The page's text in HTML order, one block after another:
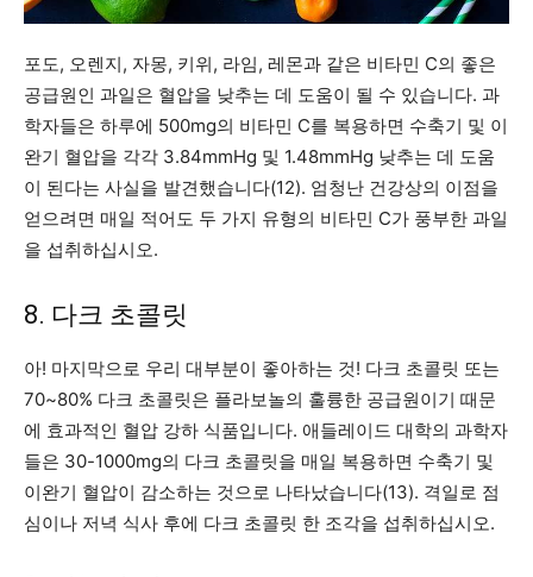
포도, 오렌지, 자몽, 키위, 라임, 레몬과 같은 비타민 C의 좋은
공급원인 과일은 혈압을 낮추는 데 도움이 될 수 있습니다. 과
학자들은 하루에 500mg의 비타민 C를 복용하면 수축기 및 이
완기 혈압을 각각 3.84mmHg 및 1.48mmHg 낮추는 데 도움
이 된다는 사실을 발견했습니다(12). 엄청난 건강상의 이점을
얻으려면 매일 적어도 두 가지 유형의 비타민 C가 풍부한 과일
을 섭취하십시오.
8. 다크 초콜릿
아! 마지막으로 우리 대부분이 좋아하는 것! 다크 초콜릿 또는
70~80% 다크 초콜릿은 플라보놀의 훌륭한 공급원이기 때문
에 효과적인 혈압 강하 식품입니다. 애들레이드 대학의 과학자
들은 30-1000mg의 다크 초콜릿을 매일 복용하면 수축기 및
이완기 혈압이 감소하는 것으로 나타났습니다(13). 격일로 점
심이나 저녁 식사 후에 다크 초콜릿 한 조각을 섭취하십시오.